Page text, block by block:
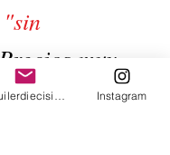
"sin
Precios muy
Instagram